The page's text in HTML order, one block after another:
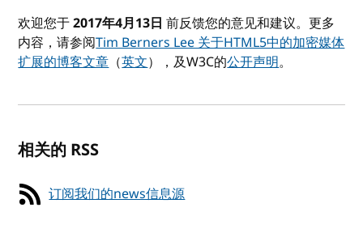
欢迎您于2017年4月13日 前反馈您的意见和建议。更多
内容，请参阅Tim Berners Lee 关于HTML5中的加密媒体
扩展的博客文章（英文），及W3C的公开声明。
相关的 RSS
订阅我们的news信息源